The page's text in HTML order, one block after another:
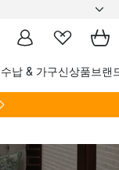
수납 & 가구신상품브랜